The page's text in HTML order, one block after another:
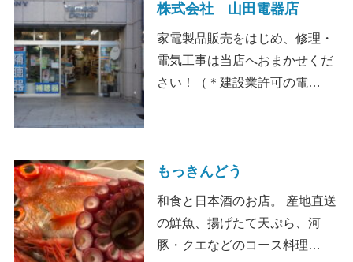
株式会社 山田電器店
家電製品販売をはじめ、修理・
電気工事は当店へおまかせくだ
さい！（＊建設業許可の電…
もっきんどう
和食と日本酒のお店。 産地直送
の鮮魚、揚げたて天ぷら、河
豚・クエなどのコース料理…